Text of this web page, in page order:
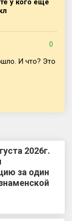
у кого ещё
0
И что? Это
2026г.
за один